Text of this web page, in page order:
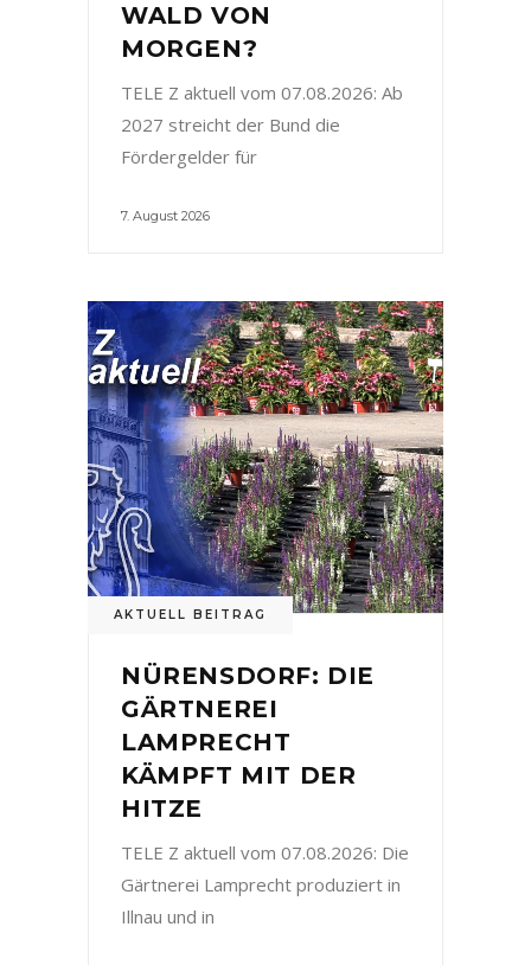
WALD VON
MORGEN?
TELE Z aktuell vom 07.08.2026: Ab
2027 streicht der Bund die
Fördergelder für
7. August 2026
AKTUELL BEITRAG
NÜRENSDORF: DIE
GÄRTNEREI
LAMPRECHT
KÄMPFT MIT DER
HITZE
TELE Z aktuell vom 07.08.2026: Die
Gärtnerei Lamprecht produziert in
Illnau und in